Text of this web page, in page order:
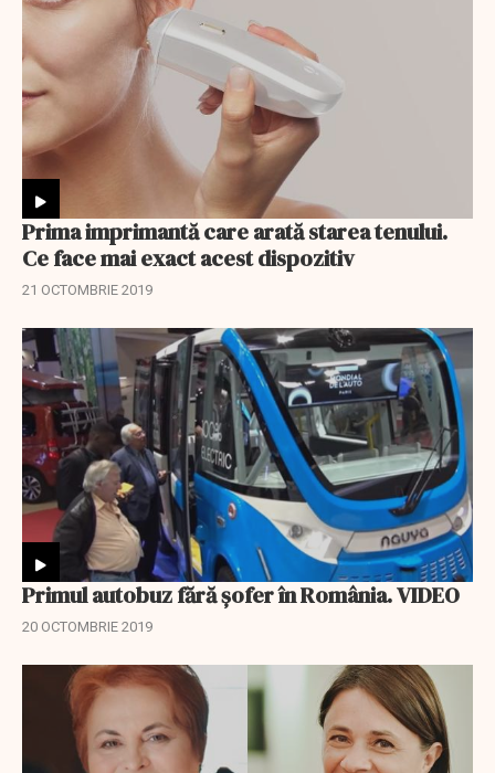
Prima imprimantă care arată starea tenului.
Ce face mai exact acest dispozitiv
21 OCTOMBRIE 2019
Primul autobuz fără șofer în România. VIDEO
20 OCTOMBRIE 2019